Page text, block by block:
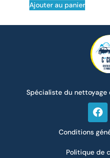
Ajouter au panier
Spécialiste du nettoyage
Conditions
Politique de